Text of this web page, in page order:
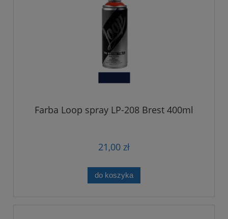
Farba Loop spray LP-208 Brest 400ml
21,00 zł
do koszyka